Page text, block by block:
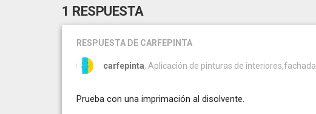
1 RESPUESTA
RESPUESTA DE CARFEPINTA
carfepinta, Aplicación de pinturas de
Prueba con una imprimación al disolvente.